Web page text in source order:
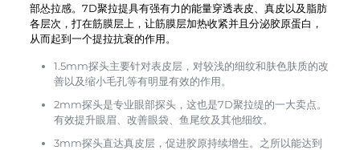
部怂拉感。7D聚拉提具有强有力的能量穿透表皮、真皮以及脂肪
各层次，打在筋膜层上，让筋膜层加热收紧并且分泌胶原蛋白，
从而起到一个提拉抗衰的作用。
1.5mm探头主要针对表皮层，对较浅的细纹和肤色肤质的改
善以及缩小毛孔等有明显有效的作用。
2mm探头是专业眼部探头，这也是7D聚拉缇的一大卖点。
有效提升眼眉、改善眼袋、鱼尾纹及其他细纹。
3mm探头直达真皮层，促进胶原持续增生。之所以能达到